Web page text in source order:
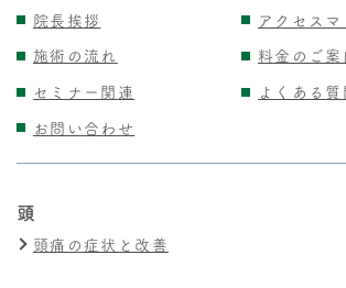
院長挨拶
アクセスマ
施術の流れ
料金のご案
セミナー関連
よくある質
お問い合わせ
頭
頭痛の症状と改善